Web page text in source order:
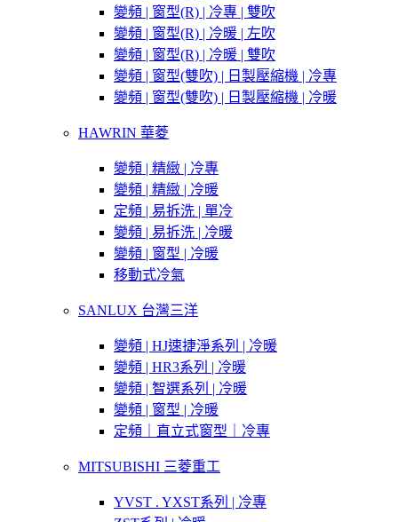
變頻 | 窗型(R) | 冷專 | 雙吹
變頻 | 窗型(R) | 冷暖 | 左吹
變頻 | 窗型(R) | 冷暖 | 雙吹
變頻 | 窗型(雙吹) | 日製壓縮機 | 冷專
變頻 | 窗型(雙吹) | 日製壓縮機 | 冷暖
HAWRIN 華菱
變頻 | 精緻 | 冷專
變頻 | 精緻 | 冷暖
定頻 | 易拆洗 | 單冷
變頻 | 易拆洗 | 冷暖
變頻 | 窗型 | 冷暖
移動式冷氣
SANLUX 台灣三洋
變頻 | HJ速捷淨系列 | 冷暖
變頻 | HR3系列 | 冷暖
變頻 | 智選系列 | 冷暖
變頻 | 窗型 | 冷暖
定頻｜直立式窗型｜冷專
MITSUBISHI 三菱重工
YVST . YXST系列 | 冷專